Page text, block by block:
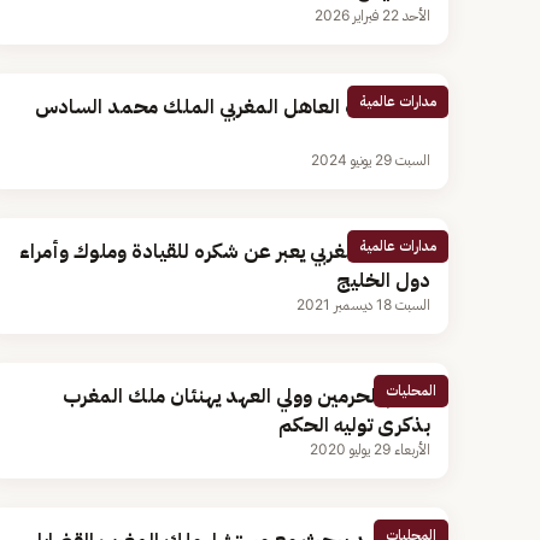
الأحد 22 فبراير 2026
مدارات عالمية
وفاة والدة العاهل المغربي الملك محمد السادس
السبت 29 يونيو 2024
مدارات عالمية
العاهل المغربي يعبر عن شكره للقيادة وملوك وأمراء
دول الخليج
السبت 18 ديسمبر 2021
المحليات
خادم الحرمين وولي العهد يهنئان ملك المغرب
بذكرى توليه الحكم
الأربعاء 29 يوليو 2020
المحليات